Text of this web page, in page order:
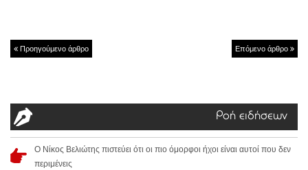
Προηγούμενο άρθρο Επόμενο άρθρο
Ροή ειδήσεων
Ο Νίκος Βελιώτης πιστεύει ότι οι πιο όμορφοι ήχοι είναι αυτοί που δεν
περιμένεις